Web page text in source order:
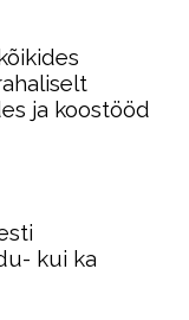
ja koostööd
kui ka